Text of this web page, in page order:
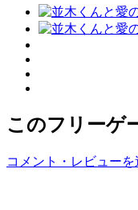
このフリーゲ
コメント・レビューを